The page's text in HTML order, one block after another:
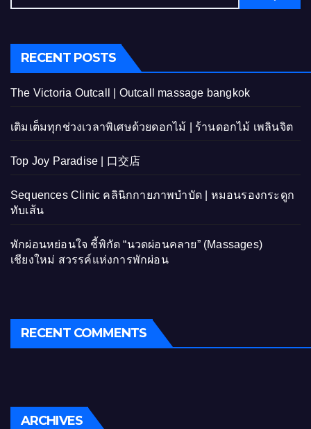
RECENT POSTS
The Victoria Outcall | Outcall massage bangkok
เติมเต็มทุกช่วงเวลาพิเศษด้วยดอกไม้ | ร้านดอกไม้ เพลินจิต
Top Joy Paradise | 口交店
Sequences Clinic คลินิกกายภาพบำบัด | หมอนรองกระดูก
ทับเส้น
พักผ่อนหย่อนใจ ชี้พิกัด “นวดผ่อนคลาย” (Massages)
เชียงใหม่ สวรรค์แห่งการพักผ่อน
RECENT COMMENTS
ARCHIVES